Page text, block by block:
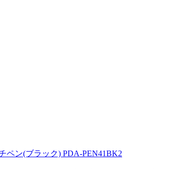
ペン(ブラック) PDA-PEN41BK2